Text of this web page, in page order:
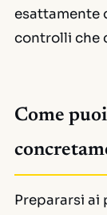
esattamente
controlli che
Come
Prepararsi ai